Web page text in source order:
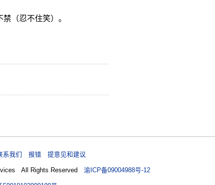
（忍不住笑）。
系我们 报错 提意见和建议
All Rights Reserved 渝ICP备09004988号-12